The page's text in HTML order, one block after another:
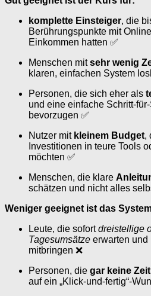
komplette Einsteiger, die
Berührungspunkte mit
Einkommen hatten ✅
Menschen mitsehr wenig
klaren, einfachen System
Personen, die sich eher als
und eine einfache Schritt-
bevorzugen ✅
Nutzer mit kleinem Budget,
Investitionen in teure Tools
möchten ✅
Menschen, die klare
schätzen und nicht alles
Weniger geeignet ist das
Leute, die sofortdreistellige
Tagesumsätze erwarten und
mitbringen ❌
Personen, die gar keine Zeit
auf ein „Klick-und-fertig“-